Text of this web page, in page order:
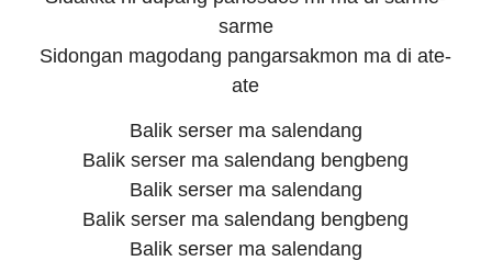
sarme
Sidongan magodang pangarsakmon ma di ate-
ate
Balik serser ma salendang
Balik serser ma salendang bengbeng
Balik serser ma salendang
Balik serser ma salendang bengbeng
Balik serser ma salendang